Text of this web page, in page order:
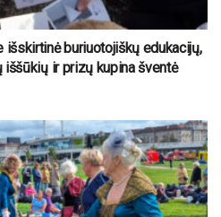
išskirtinė buriuotojiškų edukacijų,
ir prizų kupina šventė